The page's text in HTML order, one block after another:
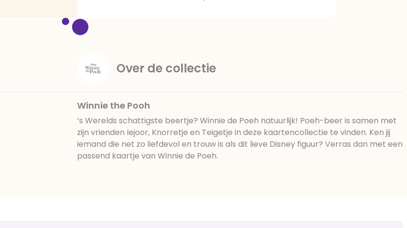
Over de collectie
Winnie the Pooh
’s Werelds schattigste beertje? Winnie de Poeh natuurlijk! Poeh-beer is samen met
zijn vrienden Iejoor, Knorretje en Teigetje in deze kaartencollectie te vinden. Ken jij
iemand die net zo liefdevol en trouw is als dit lieve Disney figuur? Verras dan met een
passend kaartje van Winnie de Poeh.